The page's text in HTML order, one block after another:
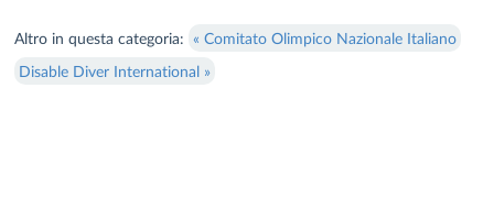
Altro in questa categoria: « Comitato Olimpico Nazionale Italiano
Disable Diver International »